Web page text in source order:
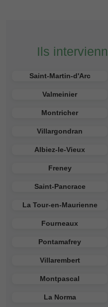
Ils
Saint-Martin-d'Arc
Valmeinier
Montricher
Villargondran
Albiez-le-Vieux
Freney
Saint-Pancrace
La Tour-en-Maurienne
Fourneaux
Pontamafrey
Villarembert
Montpascal
La Norma